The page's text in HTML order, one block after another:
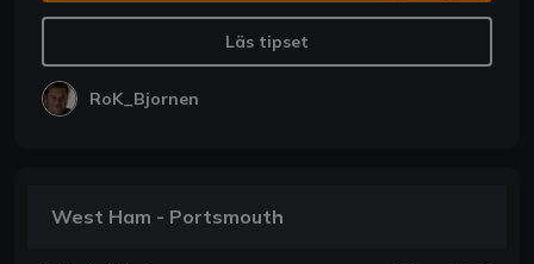
Läs tipset
RoK_Bjornen
West Ham - Portsmouth